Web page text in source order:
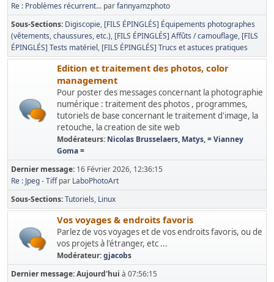
Re : Problèmes récurrent... parfannyamzphoto
Sous-Sections Digiscopie [FILS ÉPINGLÉS] Équipements photographes
(vêtements, chaussures, etc.) [FILS ÉPINGLÉS] Affûts / camouflage [FILS
ÉPINGLÉS] Tests matériel [FILS ÉPINGLÉS] Trucs et astuces pratiques
Edition et traitement des photos, color
management
Pour poster des messages concernant la photographie
numérique : traitement des photos , programmes,
tutoriels de base concernant le traitement d'image, la
retouche, la creation de site web
Modérateurs: Nicolas Brusselaers, Matys,= Vianney
Goma =
Dernier message: 16 Février 2026, 12:36:15
Re : Jpeg - Tiffpar LaboPhotoArt
Sous-Sections Tutoriels Linux
Vos voyages & endroits favoris
Parlez de vos voyages et de vos endroits favoris, ou de
vos projets à l'étranger, etc ...
Modérateur:gjacobs
Dernier message:Aujourd'hui à 07:56:15